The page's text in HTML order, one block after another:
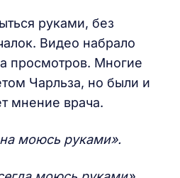
руками, без
Видео набрало
просмотров. Многие
Чарльза, но были и
мнение врача.
моюсь руками».